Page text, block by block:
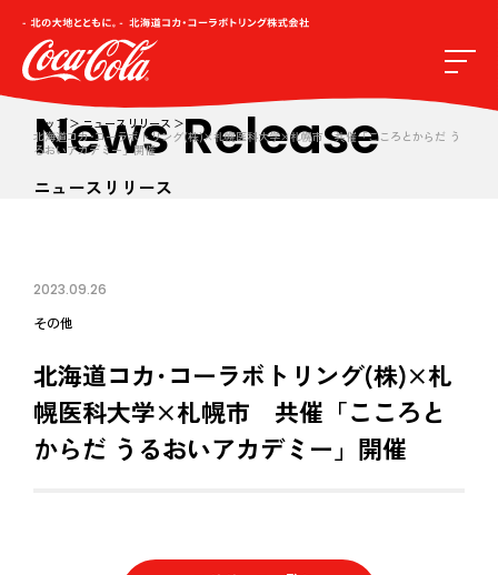
トップ
ニュースリリース
北海道コカ･コーラボトリング(株)×札幌医科大学×札幌市 共催「こころとからだ う
るおいアカデミー」開催
News Release
ニュースリリース
2023.09.26
その他
北海道コカ･コーラボトリング(株)×札
幌医科大学×札幌市 共催「こころと
からだ うるおいアカデミー」開催